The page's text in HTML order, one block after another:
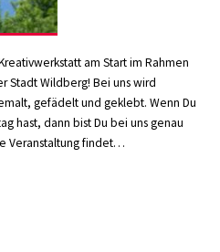
am Start im Rahmen
Stadt Wildberg! Bei uns wird
gefädelt und geklebt. Wenn Du
hast, dann bist Du bei uns genau
Veranstaltung findet…